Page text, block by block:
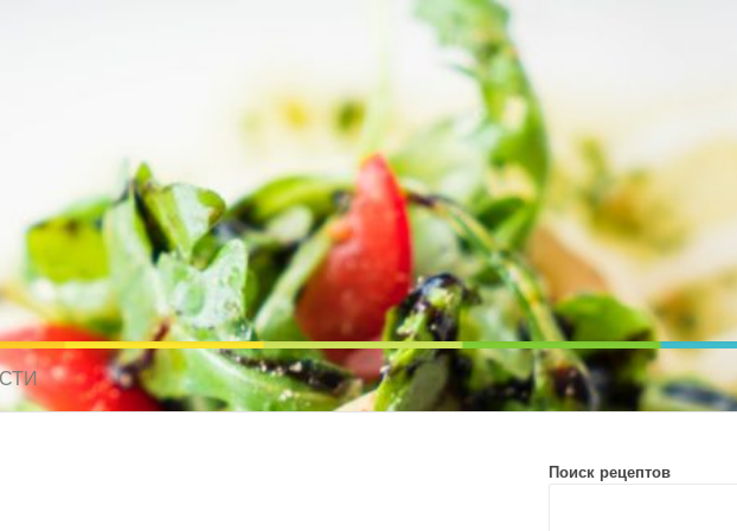
рецепты для всех
РЕЦЕПТЫ ДЛЯ МУЛЬТИВАРКИ. РЕЦЕПТЫ ДЛЯ МИКРОВОЛНОВОЙ ПЕЧИ. ДИЕТИЧЕСКОЕ
Поиск рецептов